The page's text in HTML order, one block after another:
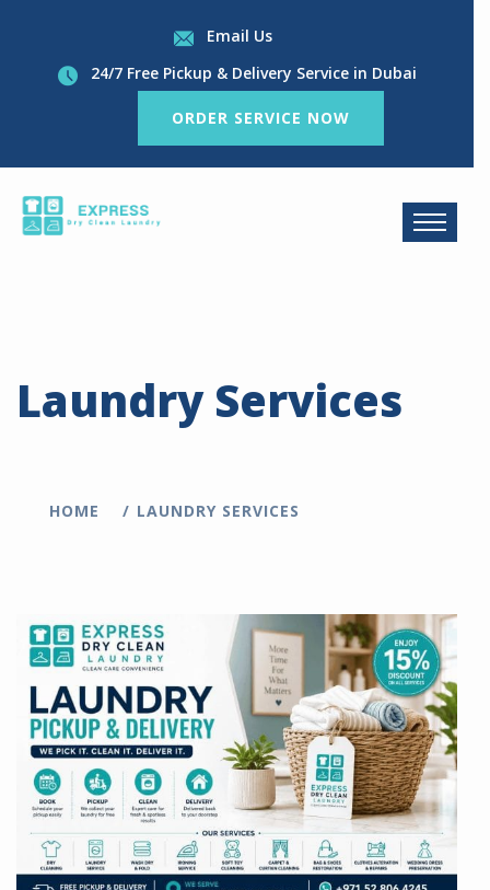
Email Us
24/7 Free Pickup & Delivery Service in Dubai
ORDER SERVICE NOW
Laundry Services
HOME LAUNDRY SERVICES